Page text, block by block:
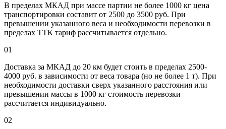
В пределах МКАД при массе партии не более 1000 кг цена
транспортировки составит от 2500 до 3500 руб. При
превышении указанного веса и необходимости перевозки в
пределах ТТК тариф рассчитывается отдельно.
01
Доставка за МКАД до 20 км будет стоить в пределах 2500-
4000 руб. в зависимости от веса товара (но не более 1 т). При
необходимости доставки сверх указанного расстояния или
превышении массы в 1000 кг стоимость перевозки
рассчитается индивидуально.
02